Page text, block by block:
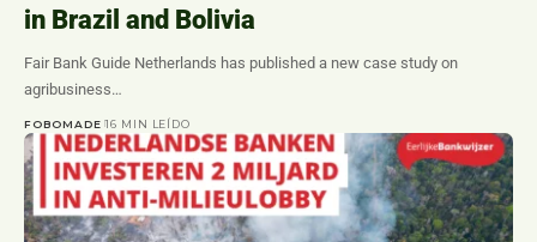
in Brazil and Bolivia
Fair Bank Guide Netherlands has published a new case study on
agribusiness…
FOBOMADE 16 MIN LEÍDO